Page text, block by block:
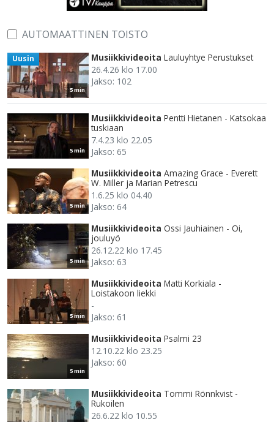
AUTOMAATTINEN TOISTO
5 min
Uusin Musiikkivideoita Lauluyhtye Perustukset
26.4.26 klo 17.00
Jakso: 102
5 min
Musiikkivideoita Pentti Hietanen - Katsokaa
tuskiaan
7.4.23 klo 22.05
Jakso: 65
5 min
Musiikkivideoita Amazing Grace - Everett
W. Miller ja Marian Petrescu
1.6.25 klo 04.40
Jakso: 64
5 min
Musiikkivideoita Ossi Jauhiainen - Oi,
jouluyö
26.12.22 klo 17.45
Jakso: 63
5 min
Musiikkivideoita Matti Korkiala -
Loistakoon liekki
-
Jakso: 61
5 min
Musiikkivideoita Psalmi 23
12.10.22 klo 23.25
Jakso: 60
Musiikkivideoita Tommi Rönnkvist -
Rukoilen
26.6.22 klo 10.55